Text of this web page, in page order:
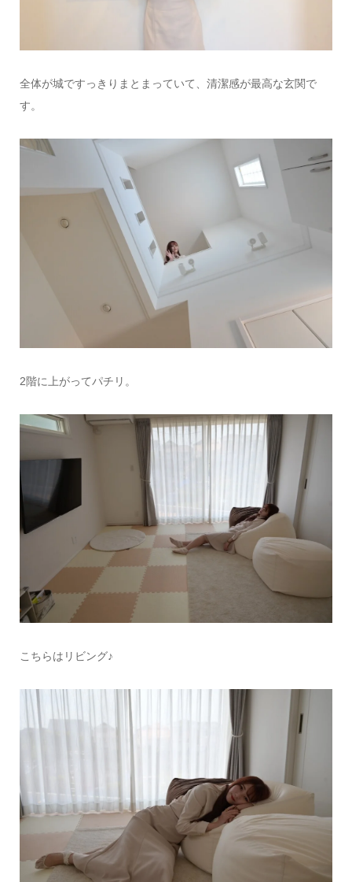
全体が城ですっきりまとまっていて、清潔感が最高な玄関で
す。
2階に上がってパチリ。
こちらはリビング♪